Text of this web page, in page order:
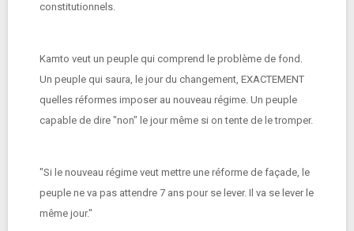
constitutionnels.
Kamto veut un peuple qui comprend le problème de fond.
Un peuple qui saura, le jour du changement, EXACTEMENT
quelles réformes imposer au nouveau régime. Un peuple
capable de dire "non" le jour même si on tente de le tromper.
"Si le nouveau régime veut mettre une réforme de façade, le
peuple ne va pas attendre 7 ans pour se lever. Il va se lever le
même jour."